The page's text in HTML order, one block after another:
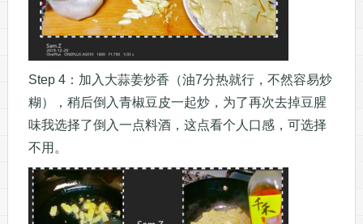
Step 4：加入大蒜姜炒香（油7分热就行，不然容易炒
糊），稍后倒入青椒豆皮一起炒，为了再次去掉豆腥
味我选择了倒入一点料酒，这点看个人口感，可选择
不用。